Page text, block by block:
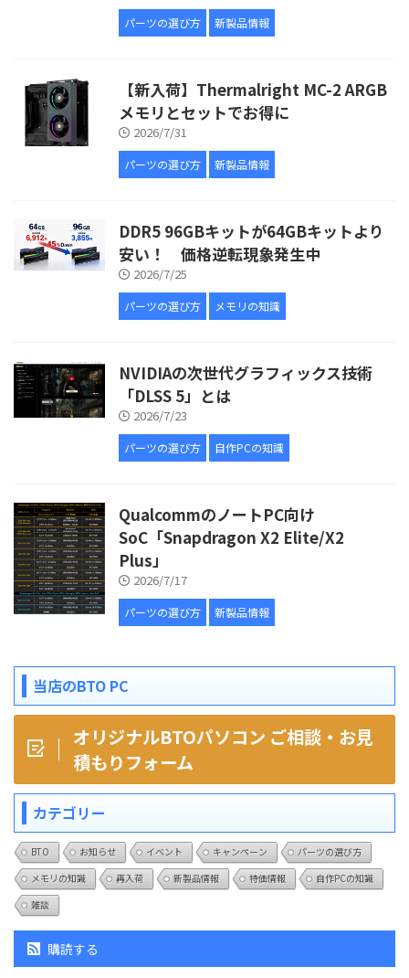
パーツの選び方 新製品情報
【新入荷】Thermalright MC-2 ARGB
メモリとセットでお得に
2026/7/31
パーツの選び方 新製品情報
DDR5 96GBキットが64GBキットより
安い！ 価格逆転現象発生中
2026/7/25
パーツの選び方 メモリの知識
NVIDIAの次世代グラフィックス技術
「DLSS 5」とは
2026/7/23
パーツの選び方 自作PCの知識
QualcommのノートPC向け
SoC「Snapdragon X2 Elite/X2
Plus」
2026/7/17
パーツの選び方 新製品情報
当店のBTO PC
オリジナルBTOパソコン ご相談・お見
積もりフォーム
カテゴリー
BTO お知らせ イベント キャンペーン
パーツの選び方
メモリの知識
再入荷 新製品情報 特価情報
自作PCの知識
雑談
購読する